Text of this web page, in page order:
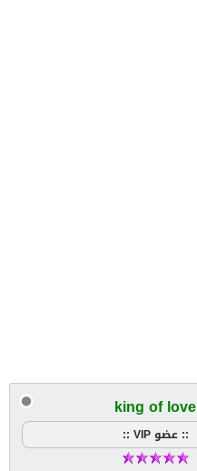
king of love
:: عضو VIP ::